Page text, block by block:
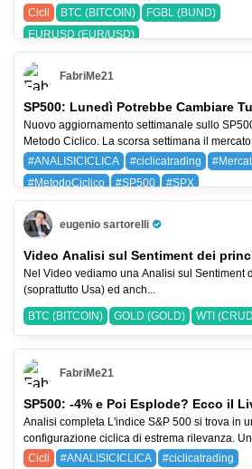
Cicli
BTC (BITCOIN)
FGBL (BUND)
EURUSD (EUR/USD)
FabriMe21
SP500: Lunedì Potrebbe Cambiare
Nuovo aggiornamento settimanale sullo
Metodo Ciclico. La scorsa settimana il mercato
#ANALISICICLICA
#ciclicatrading
#MetodoCiclico
#SP500
#SPX
BAYG (BAYER AG)
SPX (SP 500)
eugenio sartorelli
Pro Trader
Video Analisi sul Sentiment dei
Nel Video vediamo una Analisi sul Sentiment
(soprattutto Usa) ed anch...
BTC (BITCOIN) GOLD (GOLD) WTI
FabriMe21
SP500: -4% e Poi Esplode? Ecco il
Analisi completa L'indice S&P 500 si trova in
configurazione ciclica di estrema rilevanza. Un
Cicli
#ANALISICICLICA
#ciclicatrading